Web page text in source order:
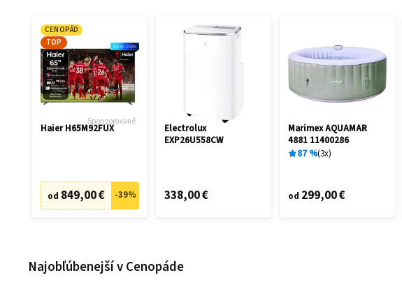
CENOPÁD
TOP
Sponzorované
Haier H65M92FUX
od 849,00 € -39%
Electrolux
EXP26U558CW
338,00 €
Marimex AQUAMAR
4881 11400286
87% 3x
od 299,00 €
Najobľúbenejší v Cenopáde